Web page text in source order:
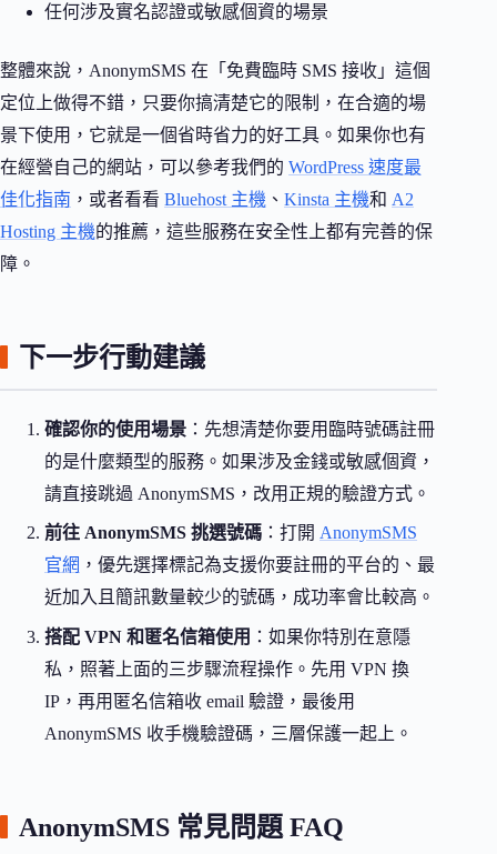
任何涉及實名認證或敏感個資的場景
整體來說，AnonymSMS 在「免費臨時 SMS 接收」這個
定位上做得不錯，只要你搞清楚它的限制，在合適的場
景下使用，它就是一個省時省力的好工具。如果你也有
在經營自己的網站，可以參考我們的 WordPress 速度最
佳化指南 ，或者看看 Bluehost 主機 、 Kinsta 主機和 A2
Hosting 主機的推薦，這些服務在安全性上都有完善的保
障。
下一步行動建議
確認你的使用場景 ：先想清楚你要用臨時號碼註冊
的是什麼類型的服務。如果涉及金錢或敏感個資，
請直接跳過 AnonymSMS，改用正規的驗證方式。
前往 AnonymSMS 挑選號碼 ：打開 AnonymSMS
官網 ，優先選擇標記為支援你要註冊的平台的、最
近加入且簡訊數量較少的號碼，成功率會比較高。
搭配 VPN 和匿名信箱使用 ：如果你特別在意隱
私，照著上面的三步驟流程操作。先用 VPN 換
IP，再用匿名信箱收 email 驗證，最後用
AnonymSMS 收手機驗證碼，三層保護一起上。
AnonymSMS 常見問題 FAQ